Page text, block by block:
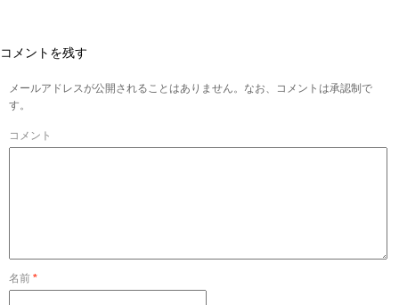
コメントを残す
メールアドレスが公開されることはありません。なお、コメントは承認制で
す。
コメント
名前 *